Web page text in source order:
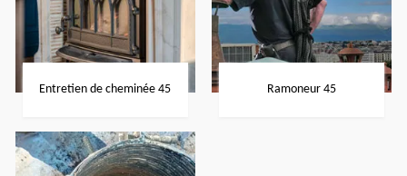
Entretien de cheminée 45 Ramoneur 45